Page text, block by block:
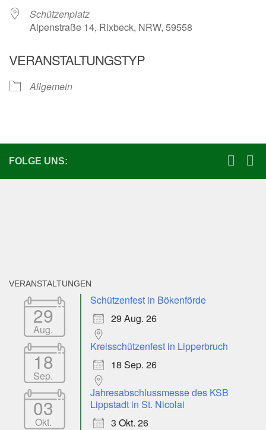
Schützenplatz
Alpenstraße 14, Rixbeck, NRW, 59558
VERANSTALTUNGSTYP
Allgemein
FOLGE UNS:
VERANSTALTUNGEN
29
Aug.
Schützenfest in Bökenförde
29 Aug. 26
18
Sep.
Kreisschützenfest in Lipperbruch
18 Sep. 26
03
Okt.
Jahresabschlussmesse des KSB
Lippstadt in St. Nicolai
3 Okt. 26